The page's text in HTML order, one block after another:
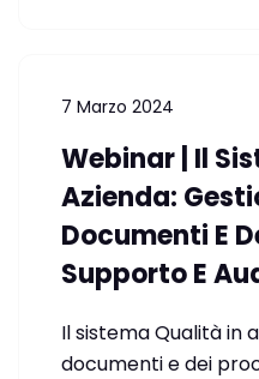
7 Marzo 2024
Webinar | Il
Azienda:
Documenti E
Supporto E
Il sistema Qualità in
documenti e dei